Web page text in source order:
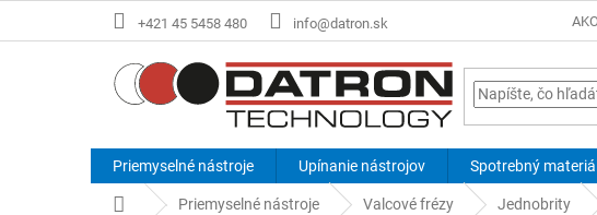
+421 45 5458 480 info@datron.sk
Priemyselné nástroje Upínanie nástrojov Spotrebný materiál
DomovPriemyselné nástroje Valcové frézy Jednobrity